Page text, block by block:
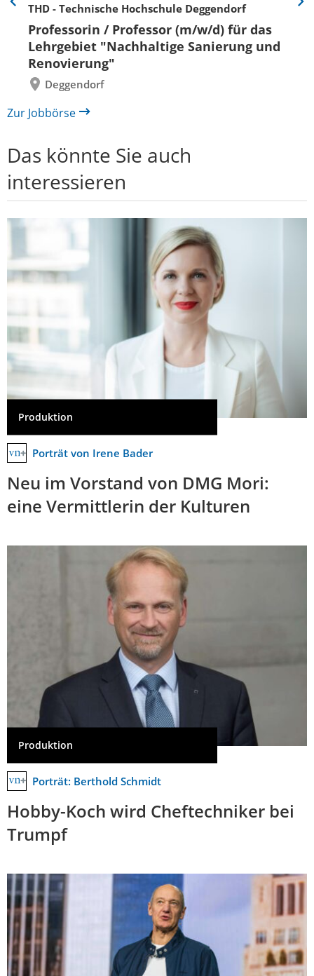
THD - Technische Hochschule Deggendorf
Professorin / Professor (m/w/d) für das
Lehrgebiet "Nachhaltige Sanierung und
Renovierung"
Deggendorf
Eine
zurück
Eine
Zur Jobbörse
Das könnte Sie auch
interessieren
Produktion
Porträt von Irene Bader
Neu im Vorstand von DMG Mori:
eine Vermittlerin der Kulturen
Produktion
Porträt: Berthold Schmidt
Hobby-Koch wird Cheftechniker bei
Trumpf